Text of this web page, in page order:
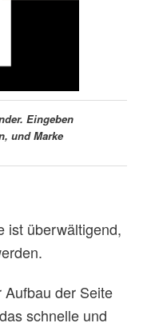
Eingeben
und Marke
ist überwältigend,
der Seite
schnelle und